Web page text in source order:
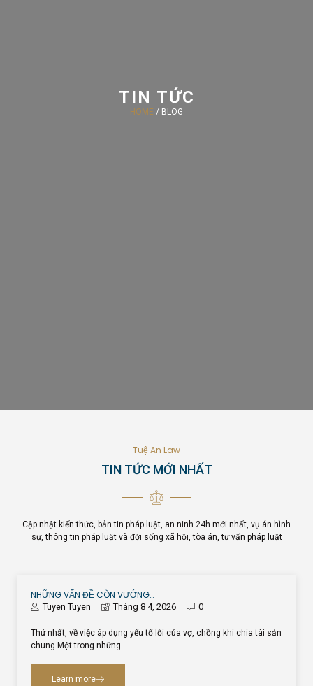
TIN TỨC
HOME / BLOG
Tuệ An Law
TIN TỨC MỚI NHẤT
Cập nhật kiến thức, bản tin pháp luật, an ninh 24h mới nhất, vụ án hình
sự, thông tin pháp luật và đời sống xã hội, tòa án, tư vấn pháp luật
NHỮNG VẤN ĐỀ CÒN VƯỚNG…
Tuyen Tuyen Tháng 8 4, 2026 0
Thứ nhất, về việc áp dụng yếu tố lỗi của vợ, chồng khi chia tài sản
chung Một trong những…
Learn more